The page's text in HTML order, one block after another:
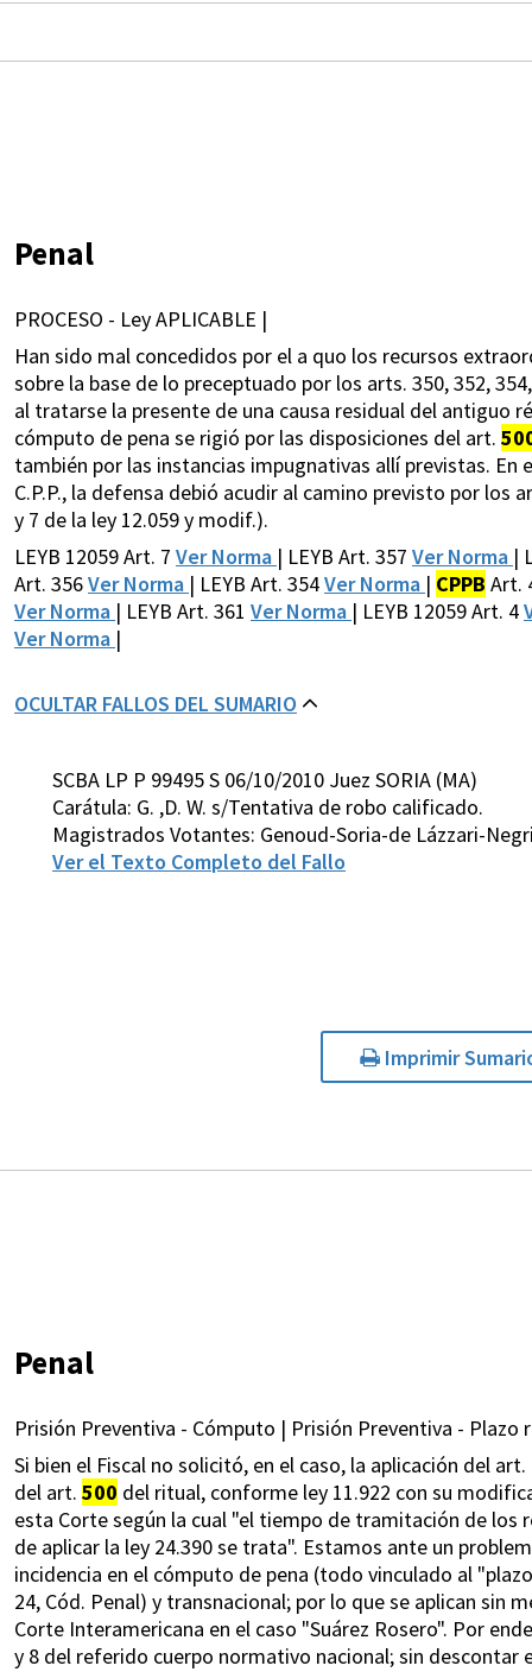
Penal
PROCESO - Ley APLICABLE |
Han sido mal concedidos por el a quo los recursos
sobre la base de lo preceptuado por los arts. 350, 352,
al tratarse la presente de una causa residual del antiguo
cómputo de pena se rigió por las disposiciones del art.
también por las instancias impugnativas allí previstas.
C.P.P., la defensa debió acudir al camino previsto por los
y 7 de la ley 12.059 y modif.).
LEYB 12059 Art. 7 Ver Norma | LEYB Art. 357 Ver Norma |
Art. 356Ver Norma | LEYB Art. 354Ver Norma | CPPB Art.
Ver Norma | LEYB Art. 361 Ver Norma | LEYB 12059 Art. 4
Ver Norma |
OCULTAR FALLOS DEL SUMARIO
SCBA LP P 99495 S 06/10/2010 Juez SORIA (MA)
Carátula: G. ,D. W. s/Tentativa de robo calificado.
Magistrados Votantes: Genoud-Soria-de Lázzari-
Ver el Texto Completo del Fallo
Imprimir
Penal
Prisión Preventiva - Cómputo | Prisión Preventiva - Plazo
Si bien el Fiscal no solicitó, en el caso, la aplicación del
del art. 500 del ritual, conforme ley 11.922 con su
esta Corte según la cual "el tiempo de tramitación de
de aplicar la ley 24.390 se trata". Estamos ante un
incidencia en el cómputo de pena (todo vinculado al
24, Cód. Penal) y transnacional; por lo que se aplican sin
Corte Interamericana en el caso "Suárez Rosero". Por
y 8 del referido cuerpo normativo nacional; sin